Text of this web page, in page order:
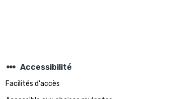
steppers Accessibilité
Facilités d'accès